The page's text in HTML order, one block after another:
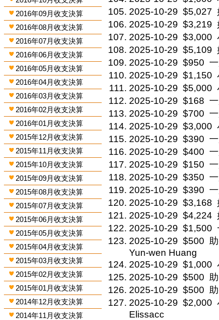
2016年09月收支決算
2016年08月收支決算
2016年07月收支決算
2016年06月收支決算
2016年05月收支決算
2016年04月收支決算
2016年03月收支決算
2016年02月收支決算
2016年01月收支決算
2015年12月收支決算
2015年11月收支決算
2015年10月收支決算
2015年09月收支決算
2015年08月收支決算
2015年07月收支決算
2015年06月收支決算
2015年05月收支決算
2015年04月收支決算
2015年03月收支決算
2015年02月收支決算
2015年01月收支決算
2014年12月收支決算
2014年11月收支決算
2025-10-29 $5,027
2025-10-29 $3,219
2025-10-29 $3,000
2025-10-29 $5,109
2025-10-29 $950
2025-10-29 $1,150
2025-10-29 $5,000
2025-10-29 $168
2025-10-29 $700
2025-10-29 $3,000
2025-10-29 $390
2025-10-29 $400
2025-10-29 $150
2025-10-29 $350
2025-10-29 $390
2025-10-29 $3,168
2025-10-29 $4,224
2025-10-29 $1,500
2025-10-29 $500
Yun-wen Huang
2025-10-29 $1,000
2025-10-29 $500
2025-10-29 $500
2025-10-29 $2,000
Elissacc